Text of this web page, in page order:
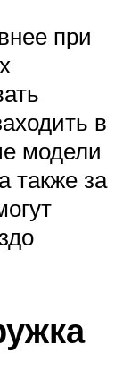
при
в
модели
также за